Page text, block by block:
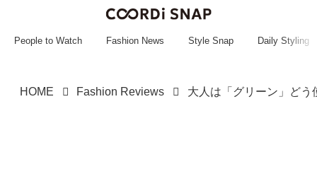
~~~~~~~~~~~
People to Watch Fashion News Style Snap Daily Styling
HOME Fashion Reviews